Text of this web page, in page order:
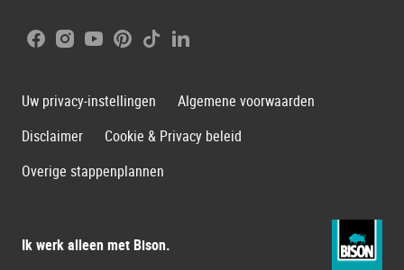
Ik werk alleen met Bison.
Facebook
Instagram
YoutubePinterest
TiktokLinkedIn
Uw privacy-instellingen
Algemene voorwaarden
Disclaimer
Cookie & Privacy beleid
Overige stappenplannen